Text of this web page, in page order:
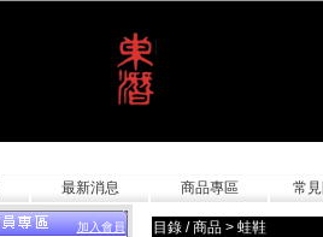
最新消息 商品專區 常
加入會員 目錄 / 商品 > 蛙鞋